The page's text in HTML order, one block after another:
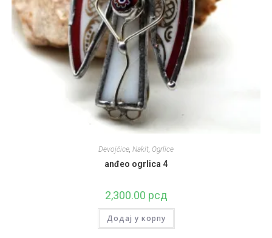
Devojčice, Nakit, Ogrlice
anđeo ogrlica 4
2,300.00 рсд
Додај у корпу